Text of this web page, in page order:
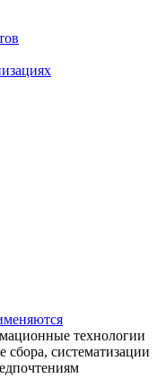
технологии
систематизации